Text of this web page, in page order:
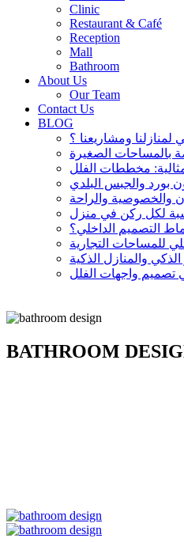
Clinic
Restaurant & Café
Reception
Mall
Bathroom
About Us
Our Team
Contact Us
BLOG
لمنازلنا ومشاريعنا ؟
مخططات الفلل
بورد والجبس البلدي
والخصوصية والراحة
لكل ركن في منزل
التصميم الداخلي؟
للمساحات التجارية
الذكي والمنازل الذكية
تصميم واجهات الفلل
BATHROOM